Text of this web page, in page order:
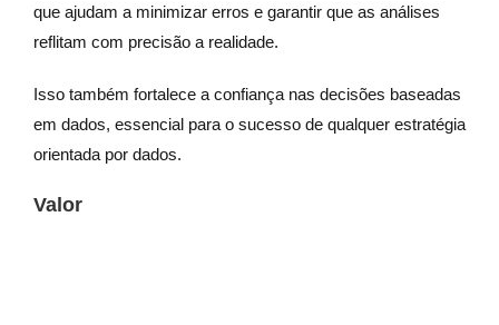
que ajudam a minimizar erros e garantir que as análises
reflitam com precisão a realidade.
Isso também fortalece a confiança nas decisões baseadas
em dados, essencial para o sucesso de qualquer estratégia
orientada por dados.
Valor